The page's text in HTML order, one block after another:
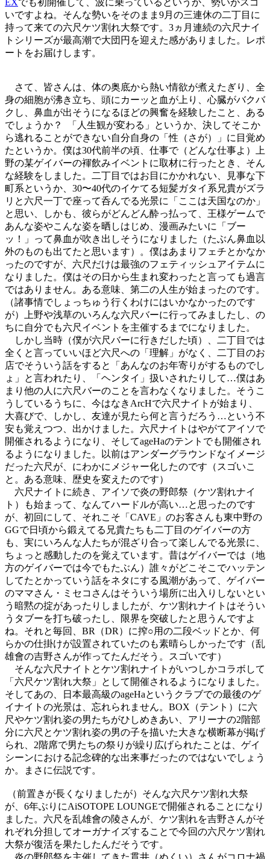
EXでも初開催して、波に乗っているというか、勢いがスゴ
いですよね。そんな勢いをそのまま9月の三連休の二丁目に
持って来ての六尺ケツ割れ大祭です。3ヵ月連続の六尺ナイ
トシリーズが最高潮で大団円を迎えた感がありました。レポ
ートをお届けします。
さて、皆さんは、体の奥底から熱い情欲が煮えたぎり、全
身の細胞が沸き立ち、頭にカーッと血が上り、心臓がバクバ
クし、鼻血が出そうになるほどの興奮を経験したこと、ある
でしょうか？ 「人生観が変わる」というか、決してそこか
ら逃れることができない自分自身の「性（さが）」に目覚め
たというか。僕は30代前半の頃、仕事で（どんな仕事よ）上
野の某ゲイバーの褌飲みイベントに取材に行ったとき、そん
な経験をしました。二丁目ではお目にかかれない、見事な下
町系というか、30〜40代のイケてる短髪ガタイ系兄貴がズラ
リと六尺一丁で座って呑んでる光景に「ここは天国なのか」
と思い、しかも、彼らがどんどん酔っ払って、王様ゲームで
あんな姿やこんな姿を晒しはじめ、漫画みたいに「ブー
ッ！」って鼻血が吹き出しそうになりました（たぶん鼻血以
外のものも出てたと思います）。僕はあまりフェチとかなか
ったのですが、六尺だけは最強のフェティッシュアイテムに
なりました。僕はその日から生まれ変わったと言っても過言
ではありません。ある意味、第二の人生が始まったのです。
（諸事情でしょっちゅう行くわけにはいかなかったのです
が）上野や浅草のいろんな六尺バーに行ってみましたし、の
ちに自分でも六尺イベントを主催するまでになりました。
しかし当時（僕が六尺バーに行きだした頃）、二丁目では
全くと言っていいほど六尺への「理解」がなく、二丁目のお
店でそういう話をすると「あんなのお年寄りがするものでし
ょ」と言われたり、「ヘンタイ」扱いされたりして…僕はあ
まり他の人に六尺バーのことを言わなくなりました。そうこ
うしているうちに、今はなきArcHで六尺ナイトが始まり、
大喜びで、しかし、友達が見たら何と言うだろう…という不
安も覚えつつ、出かけました。六尺ナイトはやがてアイソで
開催されるようになり、そしてageHaのテントでも開催され
るようになりました。以前はアンダーグラウンドなイメージ
だった六尺が、にわかにメジャー化したのです（スゴいこ
と。ある意味、歴史を変えたのです）
六尺ナイトに続き、アイソで炎の野郎祭（ケツ割れナイ
ト）も始まって、なんてハードルが高い…と思ったのです
が、初回にして、それこそ「CAVE」のお客さんも東中野の
GGで日頃から鍛えてる兄貴たちも二丁目のゲイバーの方
も、実にいろんな人たちが混ざり合って楽しんでる光景に、
ちょっと感動したのを覚えています。昔はゲイバーでは（地
方のゲイバーでは今でもたぶん）誰々がどこそこでハッテン
してたとかっていう話をネタにする風潮があって、ゲイバー
のママさん・ミセコさんはそういう場所に出入りしないとい
う暗黙の掟があったりしましたが、ケツ割れナイトはそうい
うタブーを打ち破ったし、限界を突破したと思うんですよ
ね。それと毎回、BR（DR）に搾○用の二段ベッドとか、何
らかの仕掛けが設置されていたのも素晴らしかったです（乱
雄會の吉野さんが作ってたんだそう。スゴいです）
そんな六尺ナイトとケツ割れナイトがいつしかコラボして
「六尺ケツ割れ大祭」として開催されるようになりました。
そしてあの、日本最高級のageHaというクラブでの最後のゲ
イナイトの光景は、忘れられません。BOX（テント）に六
尺やケツ割れ姿の男たちがひしめきあい、アリーナの2階部
分に六尺とケツ割れ姿の男の子を描いた大きな横断幕が掲げ
られ、2階席で男たちの祭りが繰り広げられたことは、ゲイ
シーンにおける記念碑的な出来事だったのではないでしょう
か。まさに伝説です。
（前置きが長くなりましたが）そんな六尺ケツ割れ大祭
が、6年ぶりにAiSOTOPE LOUNGEで開催されることになり
ました。六尺を乱雄會の陵さんが、ケツ割れを吉野さんがそ
れぞれ分担してオーガナイズすることで今回の六尺ケツ割れ
大祭が復活を果たしたんだそうです。